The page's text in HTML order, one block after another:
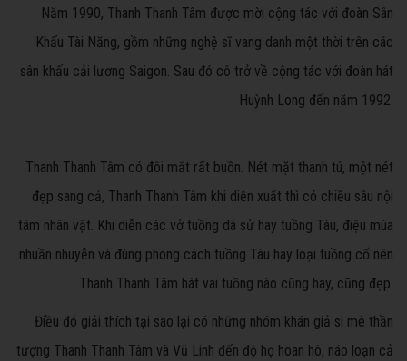
Năm 1990, Thanh Thanh Tâm được mời cộng tác với đoàn Sân
Khấu Tài Năng, gồm những nghệ sĩ vang danh một thời trên các
sân khấu cải lương Saigon. Sau đó cô trở về cộng tác với đoàn hát
Huỳnh Long đến năm 1992.
Thanh Thanh Tâm có đôi mắt rất buồn. Nét mặt thanh tú, một nét
đẹp sang cả, Thanh Thanh Tâm khi diễn xuất thì có chiều sâu nội
tâm nhân vật. Khi diễn các vở tuồng dã sử hay tuồng Tàu, điệu múa
nhuần nhuyễn và đúng phong cách tuồng Tàu hay loại tuồng cổ nên
Thanh Thanh Tâm hát vai tuồng nào cũng hay, cũng đẹp.
Điều đó giải thích tại sao lại có những nhóm khán giả si mê thần
tượng Thanh Thanh Tâm và Vũ Linh đến độ họ hoan hô, náo loạn cả